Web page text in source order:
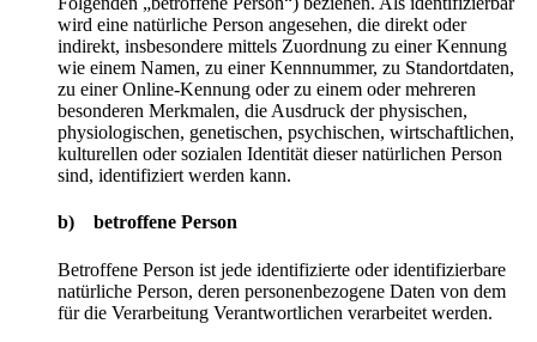
wird eine natürliche Person angesehen, die direkt oder
indirekt, insbesondere mittels Zuordnung zu einer Kennung
wie einem Namen, zu einer Kennnummer, zu Standortdaten,
zu einer Online-Kennung oder zu einem oder mehreren
besonderen Merkmalen, die Ausdruck der physischen,
physiologischen, genetischen, psychischen, wirtschaftlichen,
kulturellen oder sozialen Identität dieser natürlichen Person
sind, identifiziert werden kann.
b) betroffene Person
Betroffene Person ist jede identifizierte oder identifizierbare
natürliche Person, deren personenbezogene Daten von dem
für die Verarbeitung Verantwortlichen verarbeitet werden.